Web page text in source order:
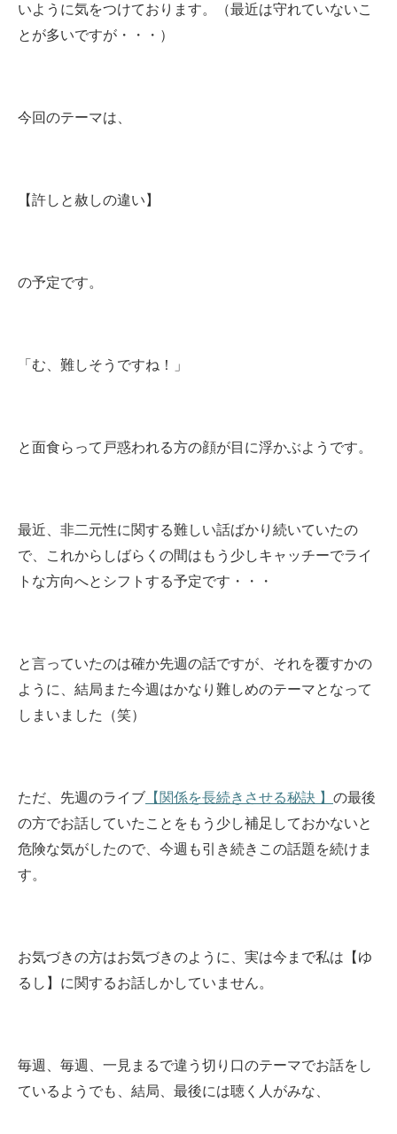
いように気をつけております。（最近は守れていないこ
とが多いですが・・・）
今回のテーマは、
【許しと赦しの違い】
の予定です。
「む、難しそうですね！」
と面食らって戸惑われる方の顔が目に浮かぶようです。
最近、非二元性に関する難しい話ばかり続いていたの
で、これからしばらくの間はもう少しキャッチーでライ
トな方向へとシフトする予定です・・・
と言っていたのは確か先週の話ですが、それを覆すかの
ように、結局また今週はかなり難しめのテーマとなって
しまいました（笑）
ただ、先週のライブ 【関係を長続きさせる秘訣 】 の最後
の方でお話していたことをもう少し補足しておかないと
危険な気がしたので、今週も引き続きこの話題を続けま
す。
お気づきの方はお気づきのように、実は今まで私は【ゆ
るし】に関するお話しかしていません。
毎週、毎週、一見まるで違う切り口のテーマでお話をし
ているようでも、結局、最後には聴く人がみな、